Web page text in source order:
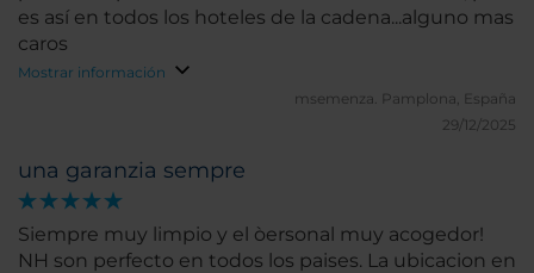
es así en todos los hoteles de la cadena...alguno mas
caros
Mostrar información
msemenza.
Pamplona, España
29/12/2025
una garanzia sempre
Siempre muy limpio y el òersonal muy acogedor!
NH son perfecto en todos los paises. La ubicacion en